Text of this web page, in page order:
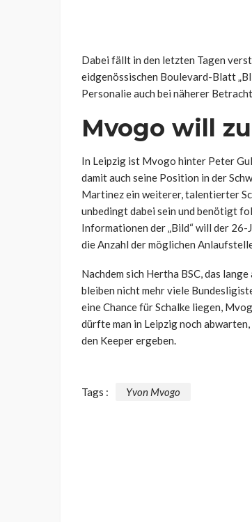
Dabei fällt in den letzten Tagen
eidgenössischen Boulevard-Blatt
Personalie auch bei näherer
Mvogo will
In Leipzig ist Mvogo hinter Peter
damit auch seine Position in der
Martinez ein weiterer, talentierter
unbedingt dabei sein und benötigt
Informationen der „Bild“ will der
die Anzahl der möglichen
Nachdem sich Hertha BSC, das
bleiben nicht mehr viele
eine Chance für Schalke liegen,
dürfte man in Leipzig noch
den Keeper ergeben.
Tags : Yvon Mvogo